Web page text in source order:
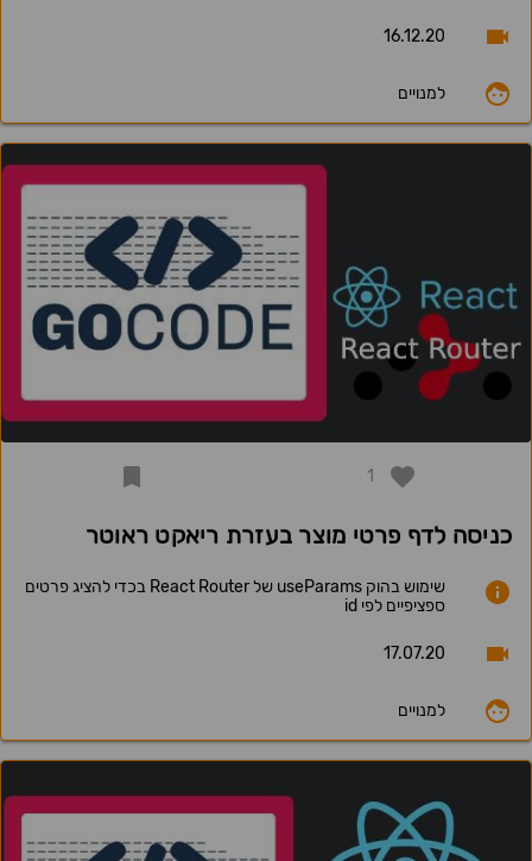
16.12.20
למנויים
1
כניסה לדף פרטי מוצר בעזרת ריאקט ראוטר
שימוש בהוק useParams של React Router בכדי להציג פרטים
ספציפיים לפי id
17.07.20
למנויים